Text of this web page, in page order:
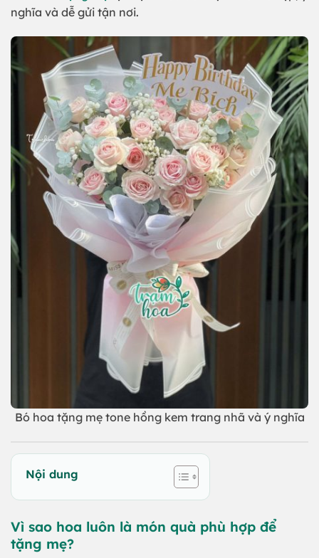
nghĩa và dễ gửi tận nơi.
Bó hoa tặng mẹ tone hồng kem trang nhã và ý nghĩa
Nội dung
Vì sao hoa luôn là món quà phù hợp để
tặng mẹ?